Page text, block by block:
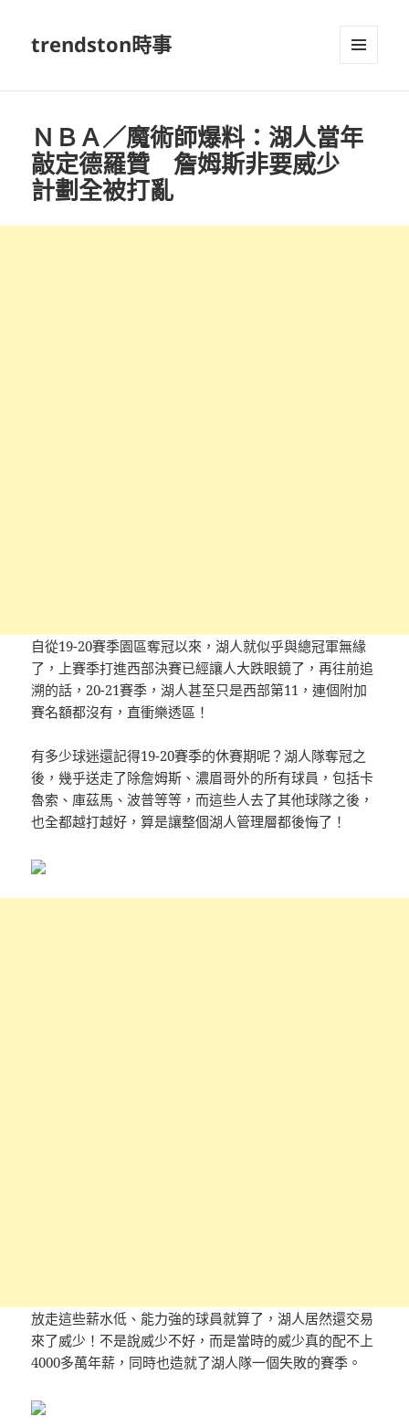
trendston時事
ＮＢＡ／魔術師爆料：湖人當年
敲定德羅贊 詹姆斯非要威少
計劃全被打亂
自從19-20賽季園區奪冠以來，湖人就似乎與總冠軍無緣
了，上賽季打進西部決賽已經讓人大跌眼鏡了，再往前追
溯的話，20-21賽季，湖人甚至只是西部第11，連個附加
賽名額都沒有，直衝樂透區！
有多少球迷還記得19-20賽季的休賽期呢？湖人隊奪冠之
後，幾乎送走了除詹姆斯、濃眉哥外的所有球員，包括卡
魯索、庫茲馬、波普等等，而這些人去了其他球隊之後，
也全都越打越好，算是讓整個湖人管理層都後悔了！
放走這些薪水低、能力強的球員就算了，湖人居然還交易
來了威少！不是說威少不好，而是當時的威少真的配不上
4000多萬年薪，同時也造就了湖人隊一個失敗的賽季。